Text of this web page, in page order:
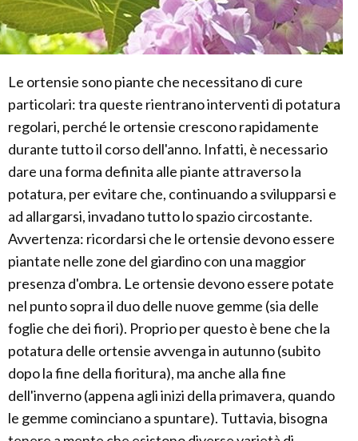
Le ortensie sono piante che necessitano di cure
particolari: tra queste rientrano interventi di potatura
regolari, perché le ortensie crescono rapidamente
durante tutto il corso dell'anno. Infatti, è necessario
dare una forma definita alle piante attraverso la
potatura, per evitare che, continuando a svilupparsi e
ad allargarsi, invadano tutto lo spazio circostante.
Avvertenza: ricordarsi che le ortensie devono essere
piantate nelle zone del giardino con una maggior
presenza d'ombra. Le ortensie devono essere potate
nel punto sopra il duo delle nuove gemme (sia delle
foglie che dei fiori). Proprio per questo è bene che la
potatura delle ortensie avvenga in autunno (subito
dopo la fine della fioritura), ma anche alla fine
dell'inverno (appena agli inizi della primavera, quando
le gemme cominciano a spuntare). Tuttavia, bisogna